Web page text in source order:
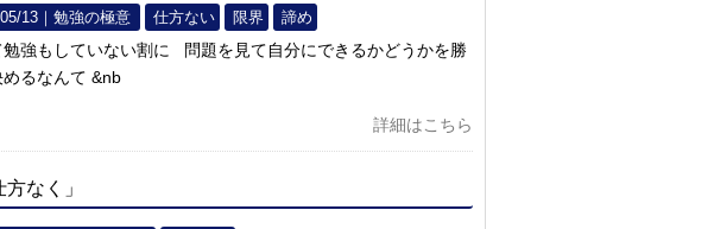
13｜勉強の極意 仕方ない 限界 諦め
勉強もしていない割に 問題を見て自分にできるかどうかを勝
るなんて &nb
詳細はこちら
方なく」